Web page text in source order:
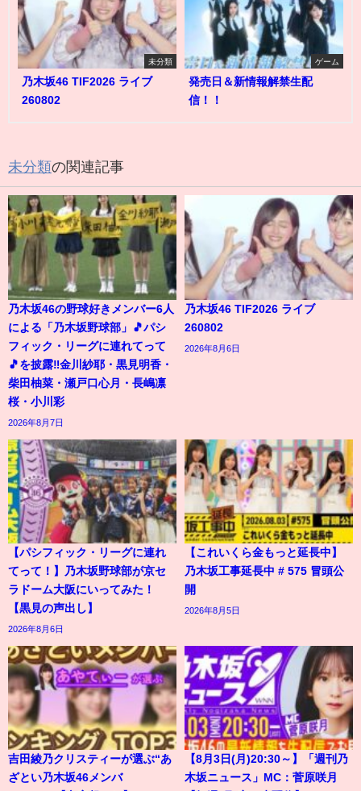
未分類
乃木坂46 TIF2026 ライブ
260802
ゲーム
発売日＆新情報解禁生配
信！！
未分類の関連記事
乃木坂46の野球好きメンバー6人
による「乃木坂野球部」🎵パシ
フィック・リーグに連れてって
🎵を披露‼️金川紗耶・黒見明香・
柴田柚菜・瀬戸口心月・長嶋凛
桜・小川彩
2026年8月7日
乃木坂46 TIF2026 ライブ
260802
2026年8月6日
【パシフィック・リーグに連れ
てって！】乃木坂野球部が京セ
ラドーム大阪にいってみた！
【黒見の声出し】
2026年8月6日
【これいくら金もっと延長中】
乃木坂工事延長中 # 575 冒頭公
開
2026年8月5日
吉田綾乃クリスティーが選ぶ“あ
ざとい乃木坂46メンバ
【8月3日(月)20:30～】「週刊乃
木坂ニュース」MC：菅原咲月